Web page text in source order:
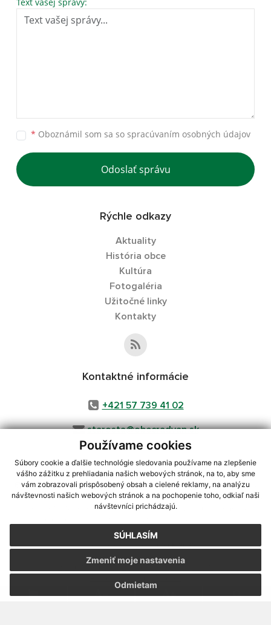
Používame cookies
Súbory cookie a ďalšie technológie sledovania používame na zlepšenie
vášho zážitku z prehliadania našich webových stránok, na to, aby sme
vám zobrazovali prispôsobený obsah a cielené reklamy, na analýzu
návštevnosti našich webových stránok a na pochopenie toho, odkiaľ naši
návštevníci prichádzajú.
SÚHLASÍM
Odmietam
Zmeniť moje nastavenia
* Oboznámil som sa so spracúvaním osobných údajov
Odoslať správu
Rýchle odkazy
Aktuality
História obce
Kultúra
Fotogaléria
Užitočné linky
Kontakty
Kontaktné informácie
+421 57 739 41 02
starosta@obecradvan.sk
využite možnosť získavania aktuálnych informácií s využitím RSS
CMS systém (redakčný) systém ECHELON 2,Mapa stránok,web portál
webex.digital, s.r.o.,domény,registrácia domény
Posledná aktualizácia:06.08.2026
Vytlačiť stránku|Vyhlásenie o prístupnosti